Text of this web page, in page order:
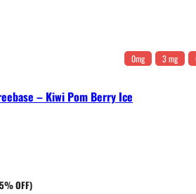
0mg 3 mg
– Kiwi Pom Berry Ice
OFF)